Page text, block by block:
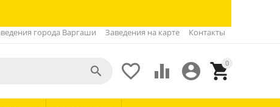
города Варгаши Заведения на карте Контакты
0


 
